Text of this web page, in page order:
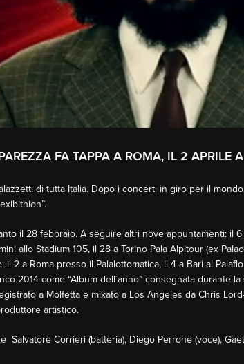
FA TAPPA A ROMA, IL 2 APRILE
di tutta Italia. Dopo i concerti in giro per il
il 28 febbraio. A seguire altri nove appuntamenti: il
allo Stadium 105, il 28 a Torino Pala Alpitour (ex
2 a Roma presso il Palalottomatica, il 4 a Bari al
2014 come “Album dell´anno” consegnata durante
a Molfetta e mixato a Los Angeles da Chris
artistico.
Salvatore Corrieri (batteria), Diego Perrone (voce),